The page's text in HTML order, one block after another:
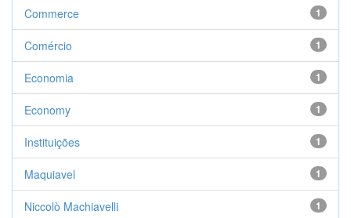
1
Commerce
1
Comércio
1
Economia
1
Economy
1
Instituições
1
Maquiavel
1
Niccolò Machiavelli